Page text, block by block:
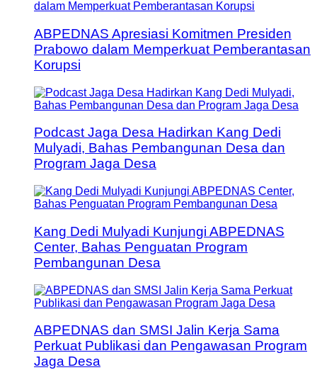
ABPEDNAS Apresiasi Komitmen Presiden
Prabowo dalam Memperkuat Pemberantasan
Korupsi
Podcast Jaga Desa Hadirkan Kang Dedi
Mulyadi, Bahas Pembangunan Desa dan
Program Jaga Desa
Kang Dedi Mulyadi Kunjungi ABPEDNAS
Center, Bahas Penguatan Program
Pembangunan Desa
ABPEDNAS dan SMSI Jalin Kerja Sama
Perkuat Publikasi dan Pengawasan Program
Jaga Desa